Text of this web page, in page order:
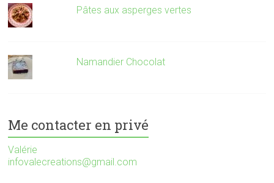
Pâtes aux asperges vertes
Namandier Chocolat
Me contacter en privé
Valérie
infovalecreations@gmail.com